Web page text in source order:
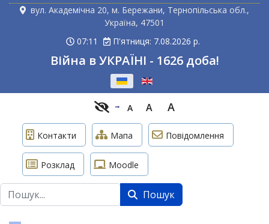
вул. Академічна 20, м. Бережани, Тернопільська обл.,
Україна, 47501
07:11
П'ятниця: 7.08.2026 р.
Війна в УКРАЇНІ - 1626 доба!
A A A
Контакти Мапа Повідомлення
Розклад Moodle
Пошук Пошук